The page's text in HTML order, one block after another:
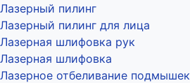
Лазерный пилинг
Лазерный пилинг для лица
Лазерная шлифовка рук
Лазерная шлифовка
Лазерное отбеливание подмышек